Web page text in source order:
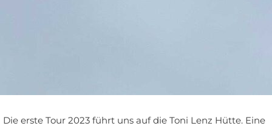
Die erste Tour 2023 führt uns auf die Toni Lenz Hütte. Eine